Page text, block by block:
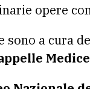
opere
sono a cura